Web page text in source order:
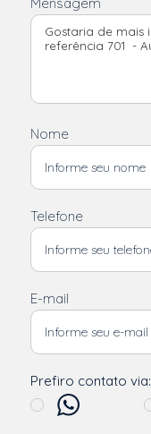
Nome
Telefone
E-mail
Prefiro contato via: